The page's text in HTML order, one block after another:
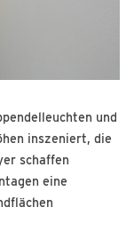
und
inszeniert, die
schaffen
eine